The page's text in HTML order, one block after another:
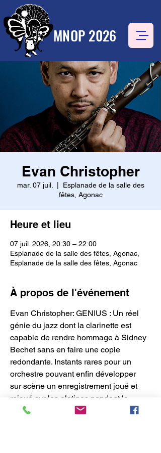
MNOP 2026
Evan Christopher
mar. 07 juil.
Esplanade de la salle des
fêtes, Agonac
Heure et lieu
07 juil. 2026, 20:30 – 22:00
Esplanade de la salle des fêtes, Agonac,
Esplanade de la salle des fêtes, Agonac
À propos de l'événement
Evan Christopher: GENIUS : Un réel
génie du jazz dont la clarinette est
capable de rendre hommage à Sidney
Bechet sans en faire une copie
redondante. Instants rares pour un
orchestre pouvant enfin développer
sur scène un enregistrement joué et
rejoué sur les platines pendant la
période du confinement.